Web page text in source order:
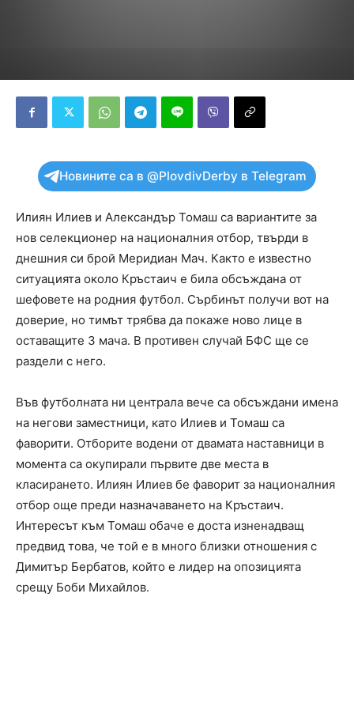
Новините са в @PlovdivDerby в Telegram
Илиян Илиев и Александър Томаш са вариантите за
нов селекционер на националния отбор, твърди в
днешния си брой Меридиан Мач. Както е известно
ситуацията около Кръстаич е била обсъждана от
шефовете на родния футбол. Сърбинът получи вот на
доверие, но тимът трябва да покаже ново лице в
оставащите 3 мача. В противен случай БФС ще се
раздели с него.
Във футболната ни централа вече са обсъждани имена
на негови заместници, като Илиев и Томаш са
фаворити. Отборите водени от двамата наставници в
момента са окупирали първите две места в
класирането. Илиян Илиев бе фаворит за националния
отбор още преди назначаването на Кръстаич.
Интересът към Томаш обаче е доста изненадващ
предвид това, че той е в много близки отношения с
Димитър Бербатов, който е лидер на опозицията
срещу Боби Михайлов.